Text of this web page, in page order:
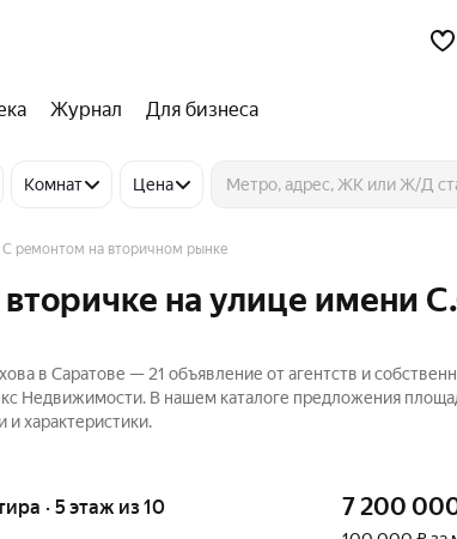
Журнал Для бизнеса
Комнат Цена
С ремонтом на вторичном рынке
на улице имени
в Саратове — 21 объявление от агентств и
Недвижимости. В нашем каталоге предложения
характеристики.
· 5 этаж из 10 7 200